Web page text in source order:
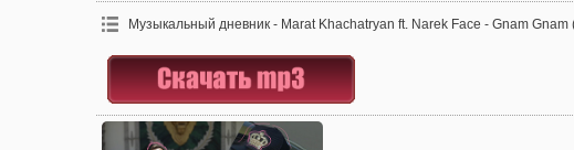
Музыкальный дневник - Marat Khachatryan ft. Narek Face - Gnam Gnam